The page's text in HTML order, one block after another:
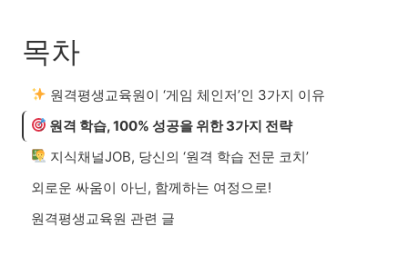
목차
원격평생교육원이 ‘게임 체인저’인 3가지 이유
원격 학습, 100% 성공을 위한 3가지 전략
지식채널JOB, 당신의 ‘원격 학습 전문 코치’
외로운 싸움이 아닌, 함께하는 여정으로!
원격평생교육원 관련 글